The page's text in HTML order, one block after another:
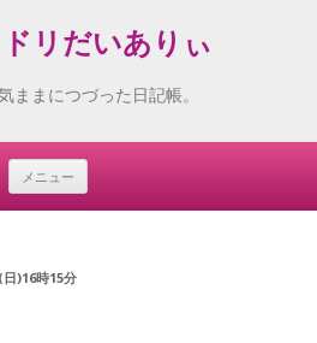
リだいありぃ
ままにつづった日記帳。
メニュー
Skip
)16時15分